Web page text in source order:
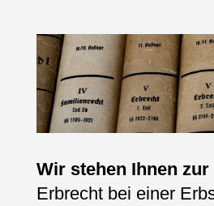
Wir stehen Ihnen zur
Erbrecht bei einer